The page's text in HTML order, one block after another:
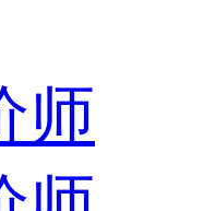
师